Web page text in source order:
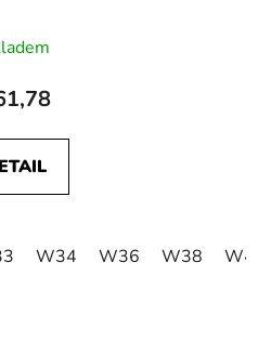
W34 W36 W38